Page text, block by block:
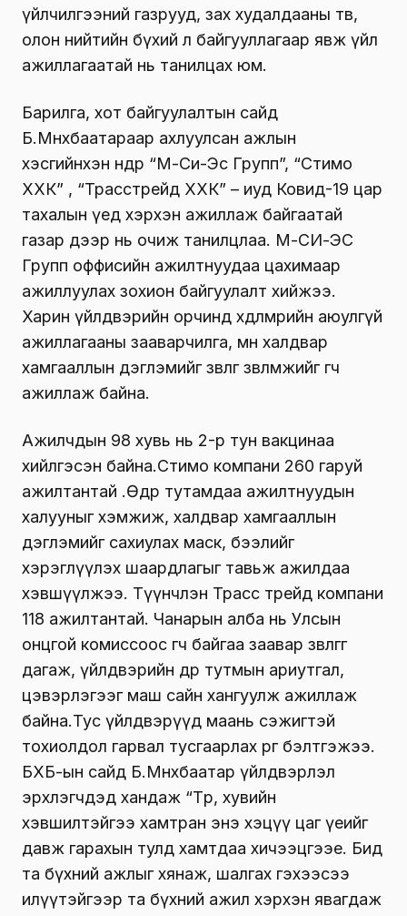
үйлчилгээний газрууд, зах худалдааны төв,
олон нийтийн бүхий л байгууллагаар явж үйл
ажиллагаатай нь танилцах юм.
Барилга, хот байгуулалтын сайд
Б.Мөнхбаатараар ахлуулсан ажлын
хэсгийнхэн өнөөдөр “М-Си-Эс Групп”, “Стимо
ХХК” , “Трасстрейд ХХК” – иуд Ковид-19 цар
тахалын үед хэрхэн ажиллаж байгаатай
газар дээр нь очиж танилцлаа. М-СИ-ЭС
Групп оффисийн ажилтнуудаа цахимаар
ажиллуулах зохион байгуулалт хийжээ.
Харин үйлдвэрийн орчинд хөдөлмөрийн аюулгүй
ажиллагааны зааварчилга, мөн халдвар
хамгааллын дэглэмийг зөвлөгөө зөвлөмжийг өгч
ажиллаж байна.
Ажилчдын 98 хувь нь 2-р тун вакцинаа
хийлгэсэн байна.Стимо компани 260 гаруй
ажилтантай .Өдөр тутамдаа ажилтнуудын
халууныг хэмжиж, халдвар хамгааллын
дэглэмийг сахиулах маск, бээлийг
хэрэглүүлэх шаардлагыг тавьж ажилдаа
хэвшүүлжээ. Түүнчлэн Трасс трейд компани
118 ажилтантай. Чанарын алба нь Улсын
онцгой комиссоос өгч байгаа заавар зөвлөгөөг
дагаж, үйлдвэрийн өдөр тутмын ариутгал,
цэвэрлэгээг маш сайн хангуулж ажиллаж
байна.Тус үйлдвэрүүд маань сэжигтэй
тохиолдол гарвал тусгаарлах өрөөг бэлтгэжээ.
БХБ-ын сайд Б.Мөнхбаатар үйлдвэрлэл
эрхлэгчдэд хандаж “Төр, хувийн
хэвшилтэйгээ хамтран энэ хэцүү цаг үеийг
давж гарахын тулд хамтдаа хичээцгээе. Бид
та бүхний ажлыг хянаж, шалгах гэхээсээ
илүүтэйгээр та бүхний ажил хэрхэн явагдаж